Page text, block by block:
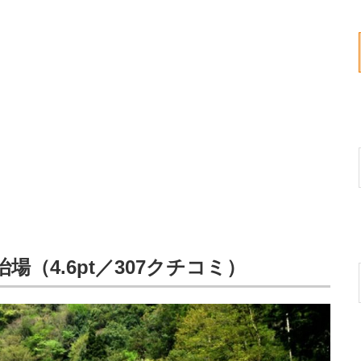
（4.6pt／307クチコミ）